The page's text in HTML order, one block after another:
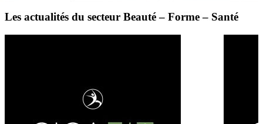
Les actualités du secteur Beauté – Forme – Santé